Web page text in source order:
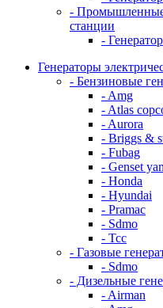
- Промышленные
станции
-
Генераторы
- Бензиновые
- Amg
- Atlas
- Aurora
- Briggs &
- Fubag
- Genset
- Honda
- Hyundai
- Pramac
- Sdmo
- Тсс
- Газовые
- Sdmo
- Дизельные
- Airman